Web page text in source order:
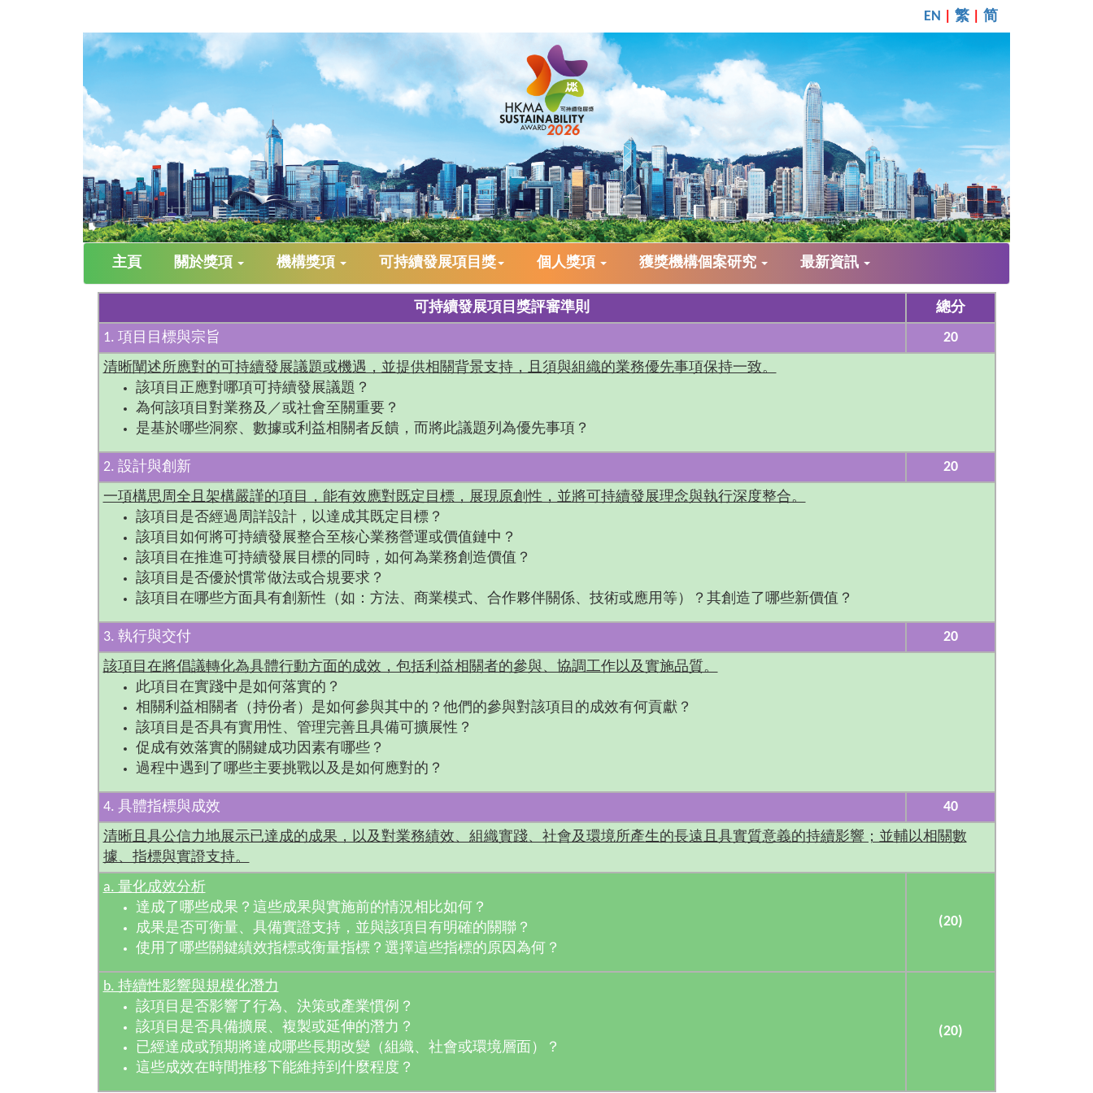
EN 繁 简
主頁 關於獎項 機構獎項 可持續發展項目獎 個人獎項 獲獎機構個案研究 最新資訊
可持續發展項目獎評審準則 總分
1. 項目目標與宗旨 20
清晰闡述所應對的可持續發展議題或機遇，並提供相關背景支持，且須與組織的業務優先事項保持一致。
該項目正應對哪項可持續發展議題？
為何該項目對業務及／或社會至關重要？
是基於哪些洞察、數據或利益相關者反饋，而將此議題列為優先事項？
2. 設計與創新 20
一項構思周全且架構嚴謹的項目，能有效應對既定目標，展現原創性，並將可持續發展理念與執行深度整合。
該項目是否經過周詳設計，以達成其既定目標？
該項目如何將可持續發展整合至核心業務營運或價值鏈中？
該項目在推進可持續發展目標的同時，如何為業務創造價值？
該項目是否優於慣常做法或合規要求？
該項目在哪些方面具有創新性（如：方法、商業模式、合作夥伴關係、技術或應用等）？其創造了哪些新價值？
3. 執行與交付 20
該項目在將倡議轉化為具體行動方面的成效，包括利益相關者的參與、協調工作以及實施品質。
此項目在實踐中是如何落實的？
相關利益相關者（持份者）是如何參與其中的？他們的參與對該項目的成效有何貢獻？
該項目是否具有實用性、管理完善且具備可擴展性？
促成有效落實的關鍵成功因素有哪些？
過程中遇到了哪些主要挑戰以及是如何應對的？
4. 具體指標與成效 40
清晰且具公信力地展示已達成的成果，以及對業務績效、組織實踐、社會及環境所產生的長遠且具實質意義的持續影響；並輔以相關數
據、指標與實證支持。
a. 量化成效分析
達成了哪些成果？這些成果與實施前的情況相比如何？
成果是否可衡量、具備實證支持，並與該項目有明確的關聯？
使用了哪些關鍵績效指標或衡量指標？選擇這些指標的原因為何？
(20)
b. 持續性影響與規模化潛力
該項目是否影響了行為、決策或產業慣例？
該項目是否具備擴展、複製或延伸的潛力？
已經達成或預期將達成哪些長期改變（組織、社會或環境層面）？
這些成效在時間推移下能維持到什麼程度？
(20)